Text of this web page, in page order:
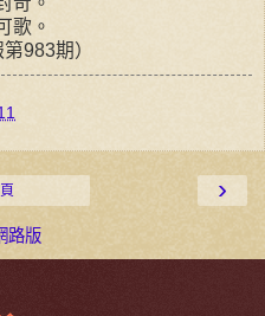
歌。
983期）
›
路版